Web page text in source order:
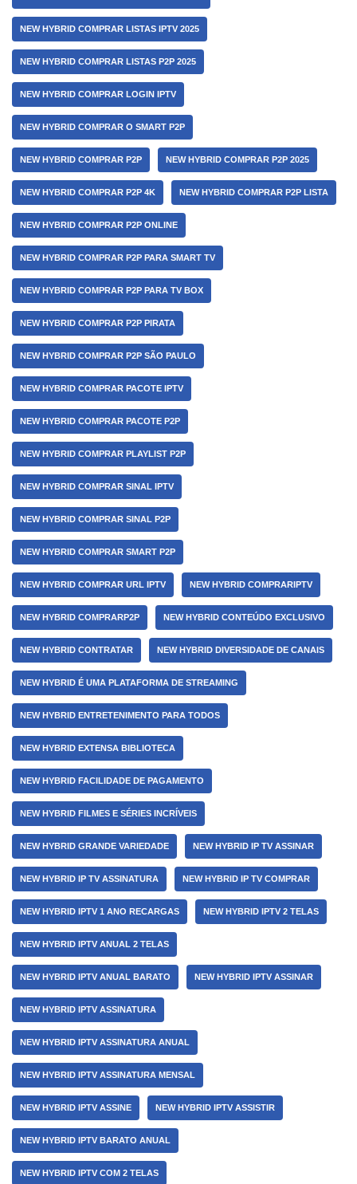
NEW HYBRID COMPRAR LISTAS IPTV 2025
NEW HYBRID COMPRAR LISTAS P2P 2025
NEW HYBRID COMPRAR LOGIN IPTV
NEW HYBRID COMPRAR O SMART P2P
NEW HYBRID COMPRAR P2P NEW HYBRID COMPRAR P2P 2025
NEW HYBRID COMPRAR P2P 4K NEW HYBRID COMPRAR P2P LISTA
NEW HYBRID COMPRAR P2P ONLINE
NEW HYBRID COMPRAR P2P PARA SMART TV
NEW HYBRID COMPRAR P2P PARA TV BOX
NEW HYBRID COMPRAR P2P PIRATA
NEW HYBRID COMPRAR P2P SÃO PAULO
NEW HYBRID COMPRAR PACOTE IPTV
NEW HYBRID COMPRAR PACOTE P2P
NEW HYBRID COMPRAR PLAYLIST P2P
NEW HYBRID COMPRAR SINAL IPTV
NEW HYBRID COMPRAR SINAL P2P
NEW HYBRID COMPRAR SMART P2P
NEW HYBRID COMPRAR URL IPTV NEW HYBRID COMPRARIPTV
NEW HYBRID COMPRARP2P NEW HYBRID CONTEÚDO EXCLUSIVO
NEW HYBRID CONTRATAR NEW HYBRID DIVERSIDADE DE CANAIS
NEW HYBRID É UMA PLATAFORMA DE STREAMING
NEW HYBRID ENTRETENIMENTO PARA TODOS
NEW HYBRID EXTENSA BIBLIOTECA
NEW HYBRID FACILIDADE DE PAGAMENTO
NEW HYBRID FILMES E SÉRIES INCRÍVEIS
NEW HYBRID GRANDE VARIEDADE NEW HYBRID IP TV ASSINAR
NEW HYBRID IP TV ASSINATURA NEW HYBRID IP TV COMPRAR
NEW HYBRID IPTV 1 ANO RECARGAS NEW HYBRID IPTV 2 TELAS
NEW HYBRID IPTV ANUAL 2 TELAS
NEW HYBRID IPTV ANUAL BARATO NEW HYBRID IPTV ASSINAR
NEW HYBRID IPTV ASSINATURA
NEW HYBRID IPTV ASSINATURA ANUAL
NEW HYBRID IPTV ASSINATURA MENSAL
NEW HYBRID IPTV ASSINE NEW HYBRID IPTV ASSISTIR
NEW HYBRID IPTV BARATO ANUAL
NEW HYBRID IPTV COM 2 TELAS